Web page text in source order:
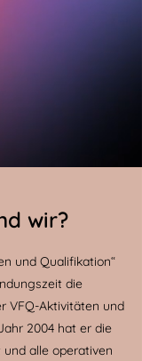
wir?
und Qualifikation“
die
VFQ-Aktivitäten und
2004 hat er die
alle operativen